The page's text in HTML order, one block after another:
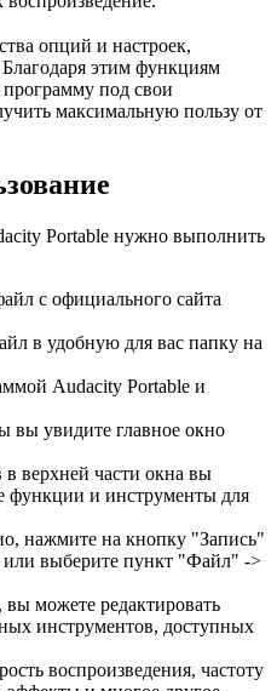
опций и настроек,
этим функциям
программу под свои
максимальную пользу от
Portable нужно выполнить
с официального сайта
в удобную для вас папку на
Audacity Portable и
вы увидите главное окно
верхней части окна вы
функции и инструменты для
нажмите на кнопку "Запись"
или выберите пункт "Файл" ->
можете редактировать
инструментов, доступных
воспроизведения, частоту